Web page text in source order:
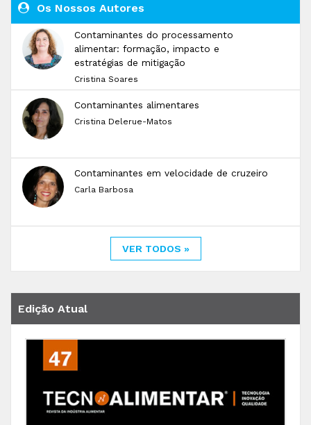
Os Nossos Autores
Contaminantes do processamento
alimentar: formação, impacto e
estratégias de mitigação
Cristina Soares
Contaminantes alimentares
Cristina Delerue-Matos
Contaminantes em velocidade de cruzeiro
Carla Barbosa
VER TODOS »
Edição Atual